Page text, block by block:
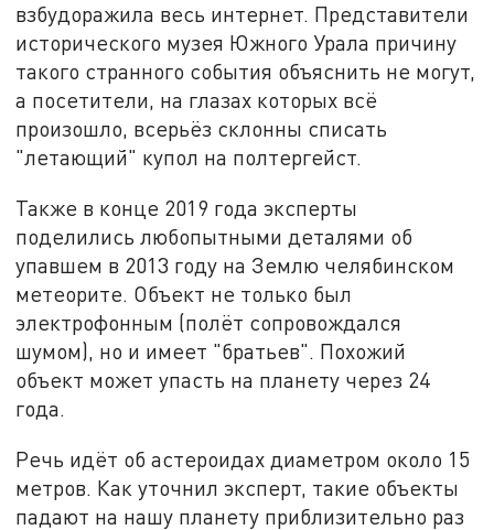
взбудоражила весь интернет. Представители
исторического музея Южного Урала причину
такого странного события объяснить не могут,
а посетители, на глазах которых всё
произошло, всерьёз склонны списать
"летающий" купол на полтергейст.
Также в конце 2019 года эксперты
поделились любопытными деталями об
упавшем в 2013 году на Землю челябинском
метеорите. Объект не только был
электрофонным (полёт сопровождался
шумом), но и имеет "братьев". Похожий
объект может упасть на планету через 24
года.
Речь идёт об астероидах диаметром около 15
метров. Как уточнил эксперт, такие объекты
падают на нашу планету приблизительно раз